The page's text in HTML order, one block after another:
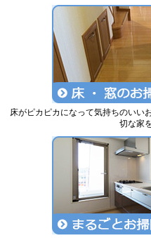
床がピカピカになって気持ちのいい
切な家